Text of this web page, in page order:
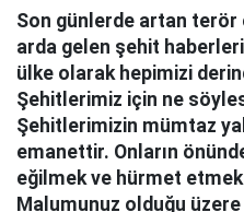
Son günlerde artan terör
arda gelen şehit
ülke olarak hepimizi
Şehitlerimiz için ne
Şehitlerimizin mümtaz
emanettir. Onların
eğilmek ve hürmet
Malumunuz olduğu